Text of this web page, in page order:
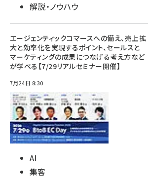
解説・ノウハウ
エージェンティックコマースへの備え、売上拡
大と効率化を実現するポイント、セールスと
マーケティングの成果につなげる考え方など
が学べる【7/29リアルセミナー開催】
7月24日 8:30
AI
集客